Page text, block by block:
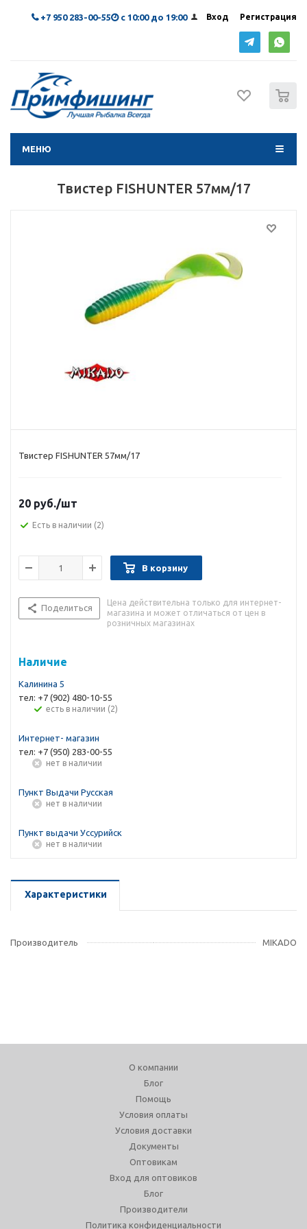
Вход Регистрация
+7 950 283-00-55 с 10:00 до 19:00
МЕНЮ
Твистер FISHUNTER 57мм/17
Твистер FISHUNTER 57мм/17
20 руб./шт
Есть в наличии (2)
В корзину
Поделиться
Цена действительна только для интернет-
магазина и может отличаться от цен в
розничных магазинах
Наличие
Калинина 5
тел: +7 (902) 480-10-55
Есть в наличии (2)
Интернет- магазин
тел: +7 (950) 283-00-55
Нет в наличии
Пункт Выдачи Русская
Нет в наличии
Пункт выдачи Уссурийск
Нет в наличии
Характеристики
Производитель MIKADO
О компании
Блог
Помощь
Условия оплаты
Условия доставки
Документы
Оптовикам
Вход для оптовиков
Блог
Производители
Политика конфиденциальности